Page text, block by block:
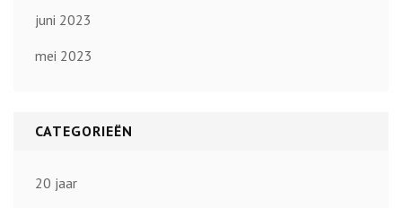
juni 2023
mei 2023
CATEGORIEËN
20 jaar